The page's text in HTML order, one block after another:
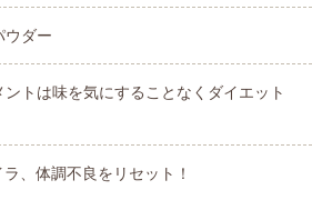
ウダー
トは味を気にすることなくダイエット
、体調不良をリセット！